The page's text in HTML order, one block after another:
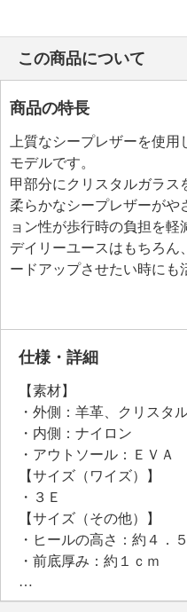
この商品について
商品の特長
上質なシープレザーを使
モデルです。
甲部分にクリスタルガラス
柔らかなシープレザーがや
ョン性が歩行時の負担を軽
デイリーユースはもちろん
ードアップさせたい時にも
仕様・詳細
【素材】
・外側：羊革、クリスタ
・内側：ナイロン
・アウトソール：ＥＶＡ
【サイズ（ワイズ）】
・３Ｅ
【サイズ（その他）】
・ヒールの高さ：約４．
・前底厚み：約１ｃｍ
・前側着地点厚み：約１．
・高低差：約３ｃｍ